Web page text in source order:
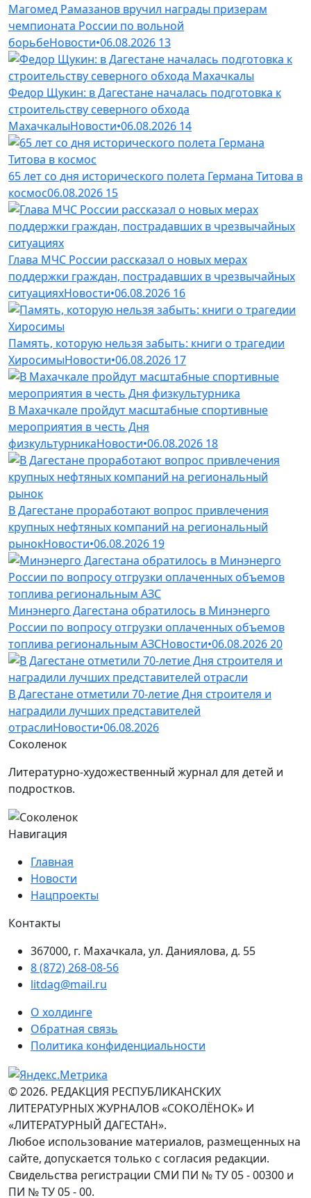
Магомед Рамазанов вручил награды призерам
чемпионата России по вольной
борьбеНовости•06.08.2026 13
Федор Щукин: в Дагестане началась подготовка к
строительству северного обхода
МахачкалыНовости•06.08.2026 14
65 лет со дня исторического полета Германа Титова в
космос06.08.2026 15
Глава МЧС России рассказал о новых мерах
поддержки граждан, пострадавших в чрезвычайных
ситуацияхНовости•06.08.2026 16
Память, которую нельзя забыть: книги о трагедии
ХиросимыНовости•06.08.2026 17
В Махачкале пройдут масштабные спортивные
мероприятия в честь Дня
физкультурникаНовости•06.08.2026 18
В Дагестане проработают вопрос привлечения
крупных нефтяных компаний на региональный
рынокНовости•06.08.2026 19
Минэнерго Дагестана обратилось в Минэнерго
России по вопросу отгрузки оплаченных объемов
топлива региональным АЗСНовости•06.08.202620
В Дагестане отметили 70-летие Дня строителя и
наградили лучших представителей
отраслиНовости•06.08.2026
Соколенок
Литературно-художественный журнал для детей и
подростков.
Навигация
Главная
Новости
Нацпроекты
Контакты
367000, г. Махачкала, ул. Даниялова, д. 55
8 (872) 268-08-56
litdag@mail.ru
О холдинге
Обратная связь
Политика конфиденциальности
© 2026. РЕДАКЦИЯ РЕСПУБЛИКАНСКИХ
ЛИТЕРАТУРНЫХ ЖУРНАЛОВ «СОКОЛЁНОК» И
«ЛИТЕРАТУРНЫЙ ДАГЕСТАН».
Любое использование материалов, размещенных на
сайте, допускается только с согласия редакции.
Свидельства регистрации СМИ ПИ № ТУ 05 - 00300 и
ПИ № ТУ 05 - 00.